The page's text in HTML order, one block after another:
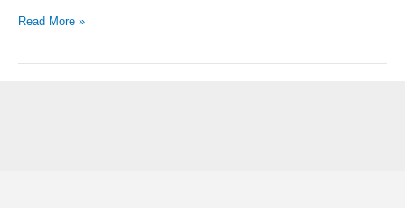
Preparación
Read More »